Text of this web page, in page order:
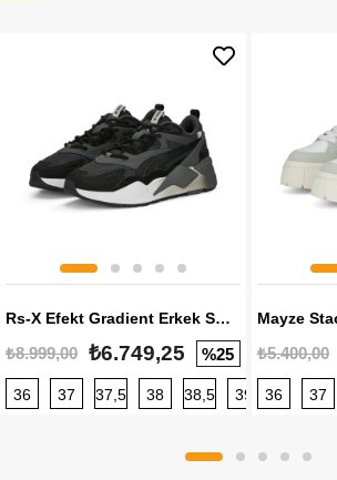
Rs-X Efekt Gradient Erkek Sneaker
₺8.999,00 ₺6.749,25 %25
36 37 37,5 38 38,5 39 40
₺5.400,00
36 37